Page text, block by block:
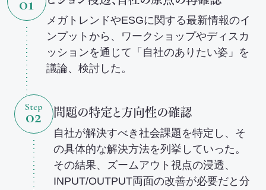
メガトレンドやESGに関する最新情報のイ
ンプットから、ワークショップやディスカ
ッションを通じて「自社のありたい姿」を
議論、検討した。
Step
02 問題の特定と方向性の確認
自社が解決すべき社会課題を特定し、そ
の具体的な解決方法を列挙していった。
その結果、ズームアウト視点の浸透、
INPUT/OUTPUT両面の改善が必要だと分